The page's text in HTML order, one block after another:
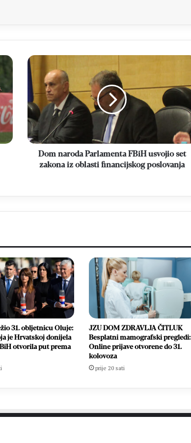
Dom
naroda
Parlamenta
FBiH
usvojio
set
zakona
iz
oblasti
financijskog
poslovanja
Dom naroda Parlamenta FBiH usvojio set
zakona iz oblasti financijskog poslovanja
31. obljetnicu Oluje:
je Hrvatskoj donijela
otvorila put prema
JZU DOM ZDRAVLJA ČITLUK
Besplatni mamografski pregledi:
Online prijave otvorene do 31.
kolovoza
prije 20 sati